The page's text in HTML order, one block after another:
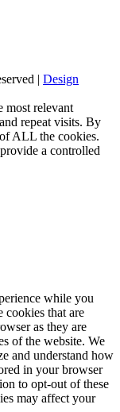
| Design
most relevant
repeat visits. By
ALL the cookies.
a controlled
while you
cookies that are
as they are
of the website. We
and understand how
in your browser
to opt-out of these
may affect your